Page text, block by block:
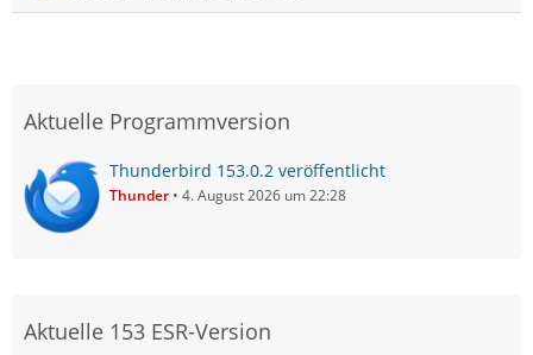
Aktuelle Programmversion
Thunderbird 153.0.2 veröffentlicht
Thunder 4. August 2026 um 22:28
Aktuelle 153 ESR-Version